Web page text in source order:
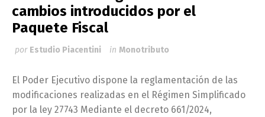
cambios introducidos por el
Paquete Fiscal
por Estudio Piacentini in Monotributo
El Poder Ejecutivo dispone la reglamentación de las
modificaciones realizadas en el Régimen Simplificado
por la ley 27743 Mediante el decreto 661/2024,